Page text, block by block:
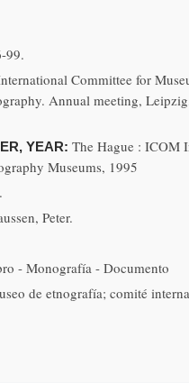
99.
Committee for
Annual meeting,
YEAR: The Hague : ICOM
Museums, 1995
Peter.
- Monografía - Documento
de etnografía; comité